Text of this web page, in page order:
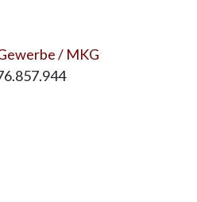
/ MKG